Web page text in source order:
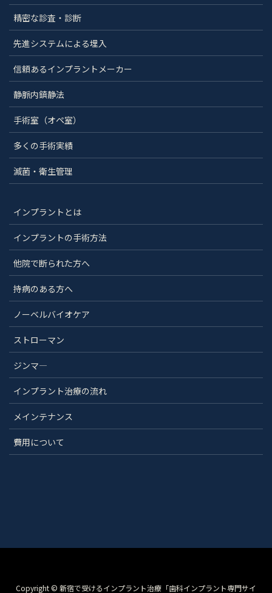
精密な診査・診断
先進システムによる埋入
信頼あるインプラントメーカー
静脈内鎮静法
手術室（オペ室）
多くの手術実績
滅菌・衛生管理
インプラントとは
インプラントの手術方法
他院で断られた方へ
持病のある方へ
ノーベルバイオケア
ストローマン
ジンマ―
インプラント治療の流れ
メインテナンス
費用について
Copyright © 新宿で受けるインプラント治療「歯科インプラント専門サイ